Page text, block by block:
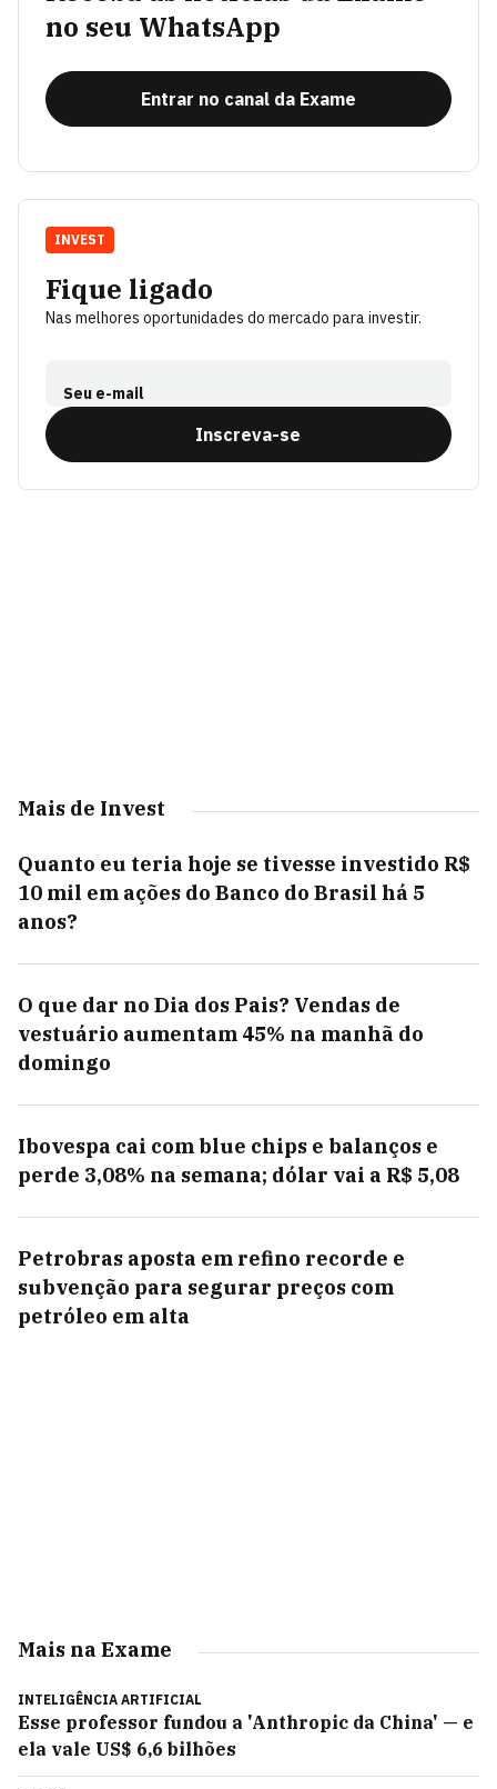
no seu WhatsApp
Entrar no canal da Exame
Fique ligado
Nas melhores oportunidades do mercado para investir.
Seu e-mail
Inscreva-se
INVEST
Mais de Invest
Quanto eu teria hoje se tivesse investido R$
10 mil em ações do Banco do Brasil há 5
anos?
O que dar no Dia dos Pais? Vendas de
vestuário aumentam 45% na manhã do
domingo
Ibovespa cai com blue chips e balanços e
perde 3,08% na semana; dólar vai a R$ 5,08
Petrobras aposta em refino recorde e
subvenção para segurar preços com
petróleo em alta
Mais na Exame
INTELIGÊNCIA ARTIFICIAL
Esse professor fundou a 'Anthropic da China' — e
ela vale US$ 6,6 bilhões